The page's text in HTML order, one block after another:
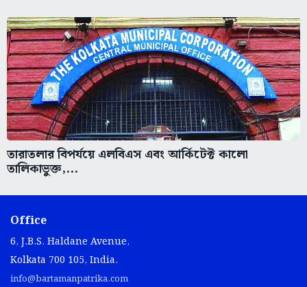
তারাতলার বিপর্যয়ে এলবিএস এবং আর্কিটেক্ট কালো
তালিকাভুক্ত,...
Office
6, J.B.S. Haldane Avenue,
Kolkata 700 105, India.
info@bartamanpatrika.com